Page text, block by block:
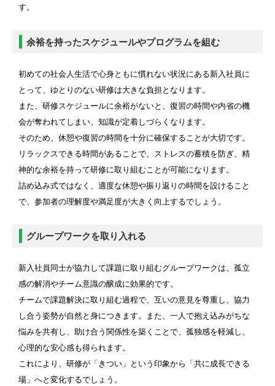
す。
余裕を持ったスケジュールやプログラムを組む
初めての社会人生活で心身ともに慣れない状況にある新入社員に
とって、ゆとりのない研修は大きな負担となります。
また、研修スケジュールに余裕がないと、復習の時間や内省の機
会が奪われてしまい、知識が定着しづらくなります。
そのため、休憩や復習の時間を十分に確保することが大切です。
リラックスできる時間があることで、ストレスの蓄積を防ぎ、精
神的な余裕を持って研修に取り組むことが可能になります。
詰め込み式ではなく、適度な休憩や振り返りの時間を設けること
で、参加者の理解度や満足度が大きく向上するでしょう。
グループワークを取り入れる
新入社員同士が協力して課題に取り組むグループワークは、孤立
感の解消やチーム意識の醸成に効果的です。
チームで課題解決に取り組む過程で、互いの意見を尊重し、協力
し合う姿勢が自然と身につきます。また、一人で抱え込みがちな
悩みを共有し、助け合う関係性を築くことで、孤独感を軽減し、
心理的な安心感も得られます。
これにより、研修が「きつい」という印象から「共に成長できる
場」へと変化するでしょう。